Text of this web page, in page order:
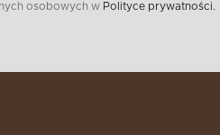
osobowych w Polityce prywatności.